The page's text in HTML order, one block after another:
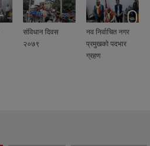
संविधान दिवस
२०७९
नव निर्वाचित नगर
प्रमुखको पदभार
ग्रहण